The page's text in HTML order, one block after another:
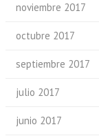
noviembre 2017
octubre 2017
septiembre 2017
julio 2017
junio 2017